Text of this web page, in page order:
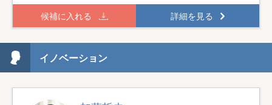
候補に入れる 詳細を見る
イノベーション